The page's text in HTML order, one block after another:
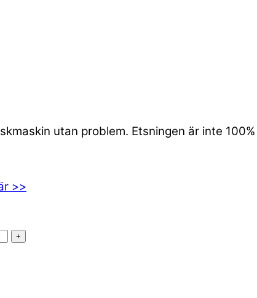
utan problem. Etsningen är inte
>>
+